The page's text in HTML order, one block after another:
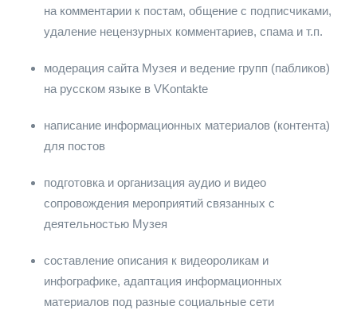
на комментарии к постам, общение с подписчиками,
удаление нецензурных комментариев, спама и т.п.
модерация сайта Музея и ведение групп (пабликов)
на русском языке в VKontakte
написание информационных материалов (контента)
для постов
подготовка и организация аудио и видео
сопровождения мероприятий связанных с
деятельностью Музея
составление описания к видеороликам и
инфографике, адаптация информационных
материалов под разные социальные сети